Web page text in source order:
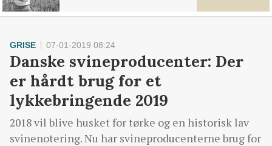
GRISE 07-01-2019 08:24
Danske svineproducenter: Der
er hårdt brug for et
lykkebringende 2019
2018 vil blive husket for tørke og en historisk lav
svinenotering. Nu har svineproducenterne brug for